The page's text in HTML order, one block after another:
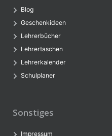
Blog
Geschenkideen
Lehrerbücher
Lehrertaschen
Lehrerkalender
Schulplaner
Sonstiges
Impressum